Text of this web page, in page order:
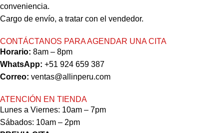
conveniencia.
Cargo de envío, a tratar con el vendedor.
CONTÁCTANOS PARA AGENDAR UNA CITA
Horario: 8am – 8pm
WhatsApp: +51 924 659 387
Correo: ventas@allinperu.com
ATENCIÓN EN TIENDA
Lunes a Viernes: 10am – 7pm
Sábados: 10am – 2pm